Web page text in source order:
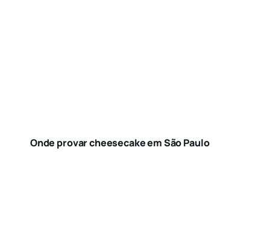
Onde provar cheesecake em São Paulo